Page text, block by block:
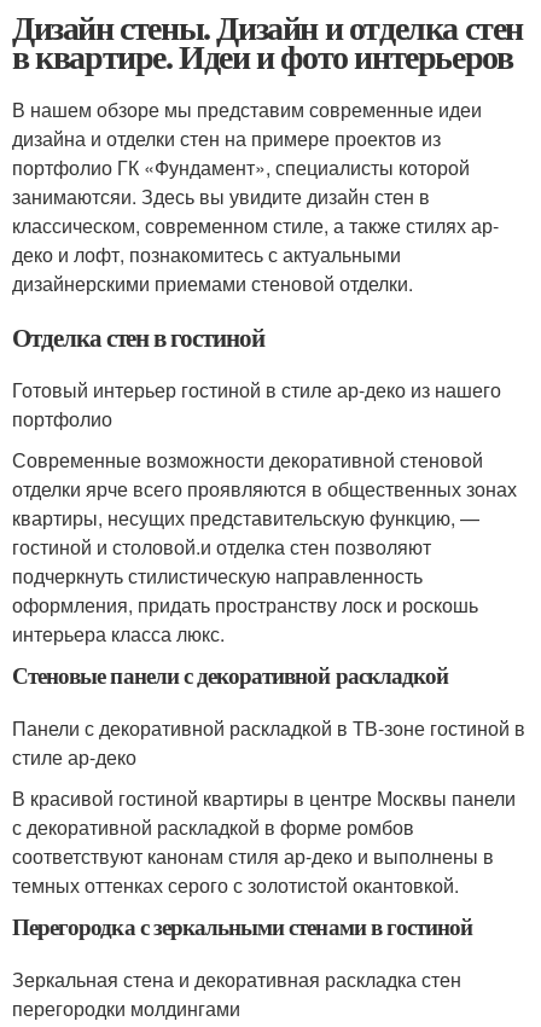
Дизайн стены. Дизайн и отделка стен
в квартире. Идеи и фото интерьеров
В нашем обзоре мы представим современные идеи
дизайна и отделки стен на примере проектов из
портфолио ГК «Фундамент», специалисты которой
занимаютсяи. Здесь вы увидите дизайн стен в
классическом, современном стиле, а также стилях ар-
деко и лофт, познакомитесь с актуальными
дизайнерскими приемами стеновой отделки.
Отделка стен в гостиной
Готовый интерьер гостиной в стиле ар-деко из нашего
портфолио
Современные возможности декоративной стеновой
отделки ярче всего проявляются в общественных зонах
квартиры, несущих представительскую функцию, —
гостиной и столовой.и отделка стен позволяют
подчеркнуть стилистическую направленность
оформления, придать пространству лоск и роскошь
интерьера класса люкс.
Стеновые панели с декоративной раскладкой
Панели с декоративной раскладкой в ТВ-зоне гостиной в
стиле ар-деко
В красивой гостиной квартиры в центре Москвы панели
с декоративной раскладкой в форме ромбов
соответствуют канонам стиля ар-деко и выполнены в
темных оттенках серого с золотистой окантовкой.
Перегородка с зеркальными стенами в гостиной
Зеркальная стена и декоративная раскладка стен
перегородки молдингами